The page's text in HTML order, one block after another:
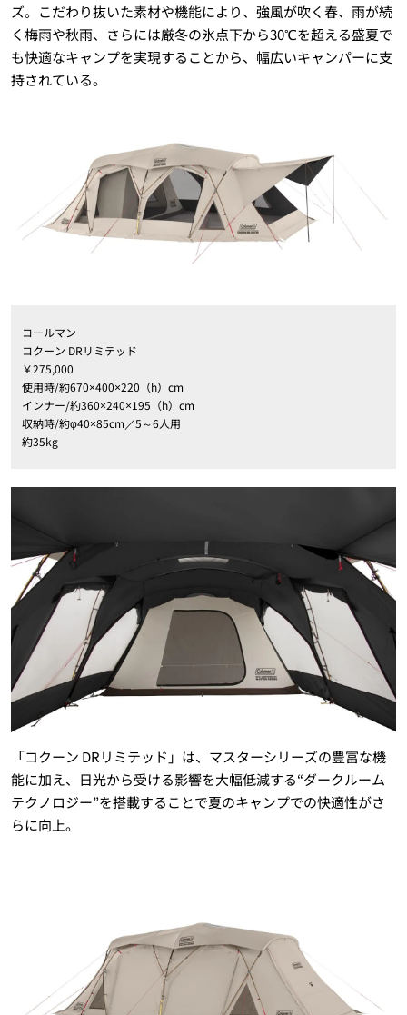
ズ。こだわり抜いた素材や機能により、強風が吹く春、雨が続
く梅雨や秋雨、さらには厳冬の氷点下から30℃を超える盛夏で
も快適なキャンプを実現することから、幅広いキャンパーに支
持されている。
コールマン
コクーン DRリミテッド
￥275,000
使用時/約670×400×220（h）cm
インナー/約360×240×195（h）cm
収納時/約φ40×85cm／5～6人用
約35kg
「コクーン DRリミテッド」は、マスターシリーズの豊富な機
能に加え、日光から受ける影響を大幅低減する“ダークルーム
テクノロジー”を搭載することで夏のキャンプでの快適性がさ
らに向上。